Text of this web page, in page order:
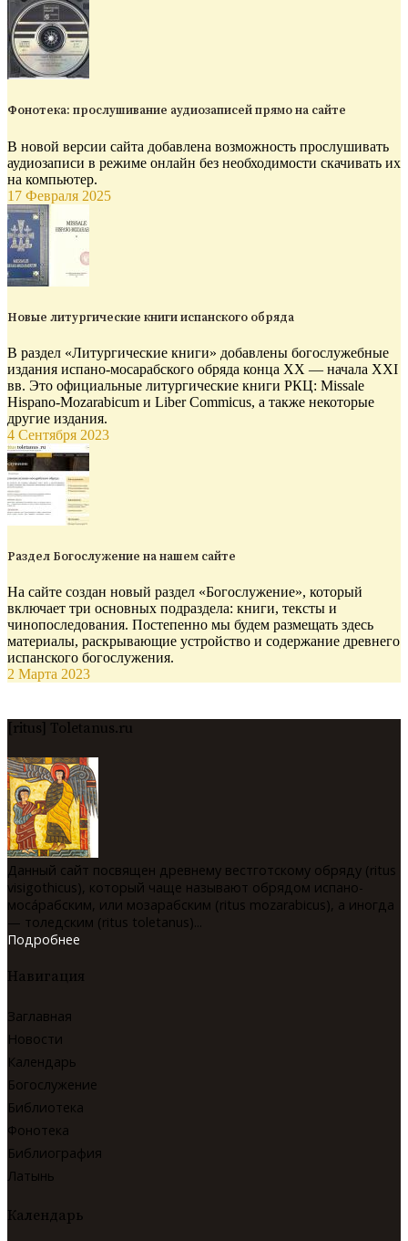
Фонотека: прослушивание аудиозаписей прямо на сайте
В новой версии сайта добавлена возможность прослушивать
аудиозаписи в режиме онлайн без необходимости скачивать их
на компьютер.
17 Февраля 2025
Новые литургические книги испанского обряда
В раздел «Литургические книги» добавлены богослужебные
издания испано-мосарабского обряда конца XX — начала XXI
вв. Это официальные литургические книги РКЦ: Missale
Hispano-Mozarabicum и Liber Commicus, а также некоторые
другие издания.
4 Сентября 2023
Раздел Богослужение на нашем сайте
На сайте создан новый раздел «Богослужение», который
включает три основных подраздела: книги, тексты и
чинопоследования. Постепенно мы будем размещать здесь
материалы, раскрывающие устройство и содержание древнего
испанского богослужения.
2 Марта 2023
[ritus] Toletanus.ru
Данный сайт посвящен древнему вестготскому обряду (ritus
visigothicus), который чаще называют обрядом испано-
мосáрабским, или мозарабским (ritus mozarabicus), а иногда
— толедским (ritus toletanus)...
Подробнее
Навигация
Заглавная
Новости
Календарь
Богослужение
Библиотека
Фонотека
Библиография
Латынь
Календарь